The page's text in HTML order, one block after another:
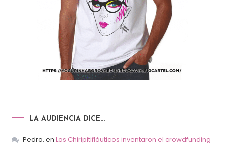
LA AUDIENCIA DICE…
Pedro. en Los Chiripitifláuticos inventaron el crowdfunding